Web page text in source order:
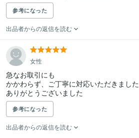
参考になった
出品者からの返信を読む
女性
急なお取引にも
かかわらず、ご丁寧に対応いただきました
参考になった
出品者からの返信を読む